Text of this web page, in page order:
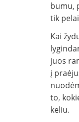
bumu,
tik
Kai
juos
į
to,
keliu.